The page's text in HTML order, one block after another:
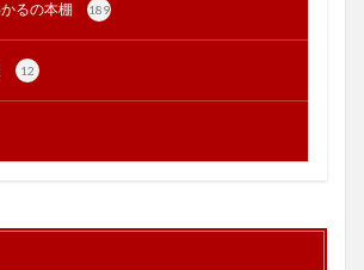
るの本棚 189
12